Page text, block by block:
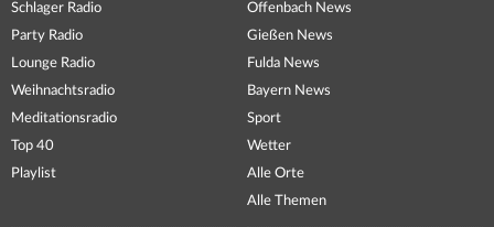
Schlager Radio
Party Radio
Lounge Radio
Weihnachtsradio
Meditationsradio
Top 40
Playlist
Offenbach News
Gießen News
Fulda News
Bayern News
Sport
Wetter
Alle Orte
Alle Themen